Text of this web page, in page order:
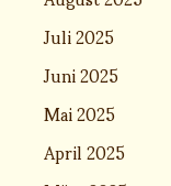
Juli 2025
Juni 2025
Mai 2025
April 2025